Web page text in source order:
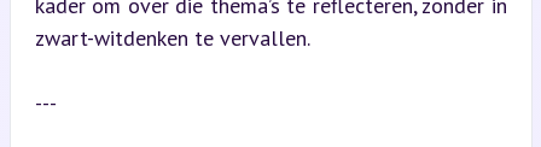
zwart-witdenken te vervallen.
---